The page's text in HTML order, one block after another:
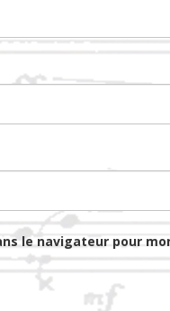
le navigateur pour